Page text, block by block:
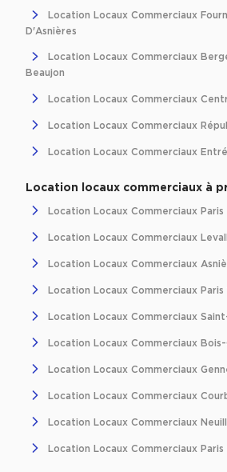
Collections d'Entrepôts / Activités
Entrepôts et Locaux d'activités
Entrepôts et Locaux d'activités avec
chargement
Entrepôts et Locaux d'activités -
Location de plateformes Logistique
Achat de plateformes Logistique en
Achat de plateformes Logistique à
Achat de plateformes Logistique à
Location Locaux Commerciaux
D'Asnières
Location Locaux Commerciaux
Beaujon
Location Locaux Commerciaux
Location Locaux Commerciaux
Location Locaux Commerciaux
Location locaux commerciaux à
Location Locaux Commerciaux Paris
Location Locaux Commerciaux
Location Locaux Commerciaux
Location Locaux Commerciaux Paris
Location Locaux Commerciaux
Location Locaux Commerciaux
Location Locaux Commerciaux
Location Locaux Commerciaux
Location Locaux Commerciaux
Location Locaux Commerciaux Paris